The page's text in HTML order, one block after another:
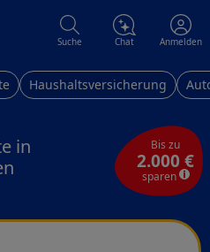
Suche Chat Anmelden
Haushaltsversicherung
in
Bis zu
2.000 €
sparen